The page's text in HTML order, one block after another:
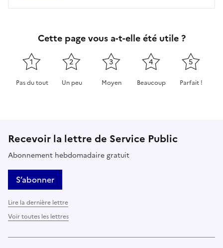
Cette page vous a-t-elle été utile ?
1
Pas du tout
2
Un peu
3
Moyen
4
Beaucoup
5
Parfait !
Recevoir la lettre de Service Public
Abonnement hebdomadaire gratuit
S’abonner
Lire la dernière lettre
Voir toutes les lettres